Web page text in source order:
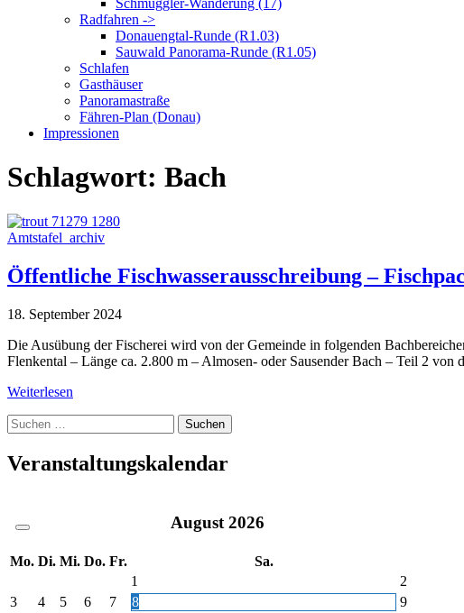
Schmuggler-Wanderung (17)
Radfahren ->
Donauengtal-Runde (R1.03)
Sauwald Panorama-Runde (R1.05)
Schlafen
Gasthäuser
Panoramastraße
Fähren-Plan (Donau)
Impressionen
Schlagwort: Bach
Amtstafel_archiv
Öffentliche Fischwasserausschreibung –
18. September 2024
Die Ausübung der Fischerei wird von der Gemeinde in folgenden
Flenkental – Länge ca. 2.800 m – Almosen- oder Sausender Bach – Teil 2
Weiterlesen
Suche
nach:
Veranstaltungskalendar
August 2026
Mo. Di. Mi. Do. Fr. Sa.
1
2
3
4 5 6 7 8 9